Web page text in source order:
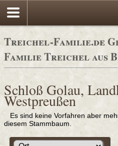
Treichel-Familie.de
Familie Treichel aus
Schloß Golau,
Westpreußen
Es sind keine Vorfahren aber
diesem Stammbaum.